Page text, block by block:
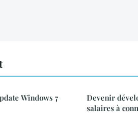
Windows 7
Devenir
salaires à